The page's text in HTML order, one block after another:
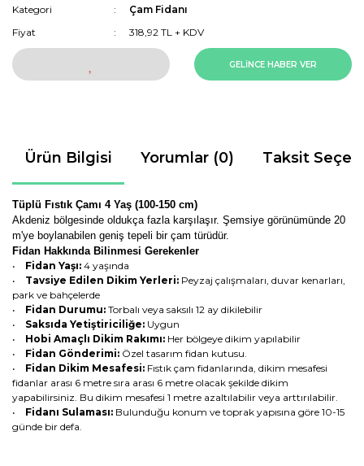
Kategori
Çam Fidanı
Fiyat
318,92 TL + KDV
GELİNCE HABER VER
Ürün Bilgisi Yorumlar (0) Taksit
Tüplü Fıstık Çamı 4 Yaş (100-150 cm)
Akdeniz bölgesinde oldukça fazla karşılaşır. Şemsiye görünümünde 20
m'ye boylanabilen geniş tepeli bir çam türüdür.
Fidan Hakkında Bilinmesi Gerekenler
•
Fidan Yaşı: 4 yaşında
• Tavsiye Edilen Dikim Yerleri: Peyzaj çalışmaları, duvar kenarları,
park ve bahçelerde
• Fidan Durumu: Torbalı veya saksılı 12 ay dikilebilir
• Saksıda Yetiştiriciliğe: Uygun
• Hobi Amaçlı Dikim Rakımı: Her bölgeye dikim yapılabilir
• Fidan Gönderimi: Özel tasarım fidan kutusu.
• Fidan Dikim Mesafesi: Fıstık çam fidanlarında, dikim mesafesi
fidanlar arası 6 metre sıra arası 6 metre olacak şekilde dikim
yapabilirsiniz. Bu dikim mesafesi 1 metre azaltılabilir veya arttırılabilir.
• Fidanı Sulaması: Bulunduğu konum ve toprak yapısına göre 10-15
günde bir defa.